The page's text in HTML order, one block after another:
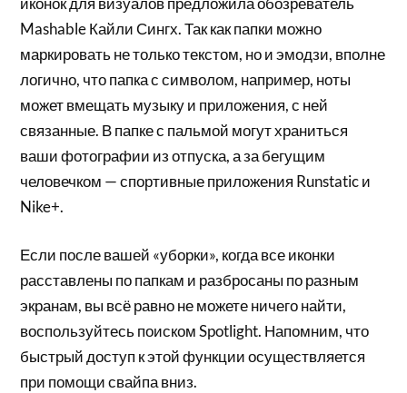
Mashable Кайли Сингх. Так как папки можно
маркировать не только текстом, но и эмодзи, вполне
логично, что папка с символом, например, ноты
может вмещать музыку и приложения, с ней
связанные. В папке с пальмой могут храниться
ваши фотографии из отпуска, а за бегущим
человечком — спортивные приложения Runstatic и
Nike+.
Если после вашей «уборки», когда все иконки
расставлены по папкам и разбросаны по разным
экранам, вы всё равно не можете ничего найти,
воспользуйтесь поиском Spotlight. Напомним, что
быстрый доступ к этой функции осуществляется
при помощи свайпа вниз.